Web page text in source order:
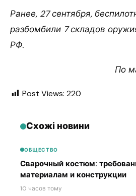
Ранее, 27 сентября,
разбомбили 7 складов
РФ.
По
Post Views: 220
Схожі новини
ОБЩЕСТВО
Сварочный костюм:
материалам и конструкции
10 часов тому